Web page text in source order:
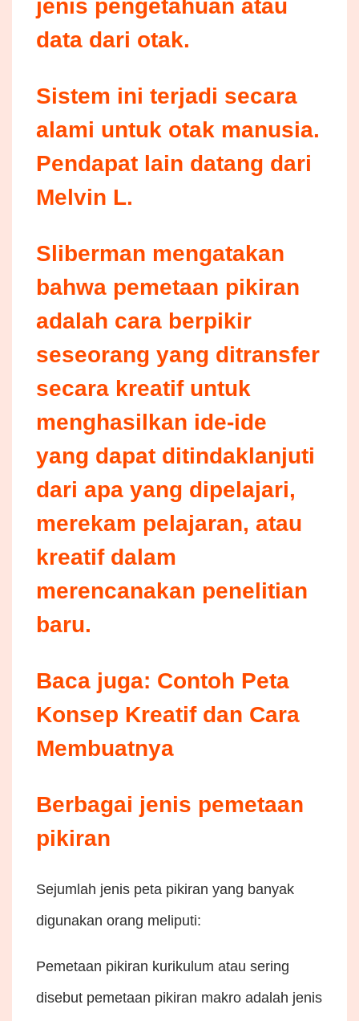
jenis pengetahuan atau
data dari otak.
Sistem ini terjadi secara
alami untuk otak manusia.
Pendapat lain datang dari
Melvin L.
Sliberman mengatakan
bahwa pemetaan pikiran
adalah cara berpikir
seseorang yang ditransfer
secara kreatif untuk
menghasilkan ide-ide
yang dapat ditindaklanjuti
dari apa yang dipelajari,
merekam pelajaran, atau
kreatif dalam
merencanakan penelitian
baru.
Baca juga: Contoh Peta
Konsep Kreatif dan Cara
Membuatnya
Berbagai jenis pemetaan
pikiran
Sejumlah jenis peta pikiran yang banyak
digunakan orang meliputi:
Pemetaan pikiran kurikulum atau sering
disebut pemetaan pikiran makro adalah jenis